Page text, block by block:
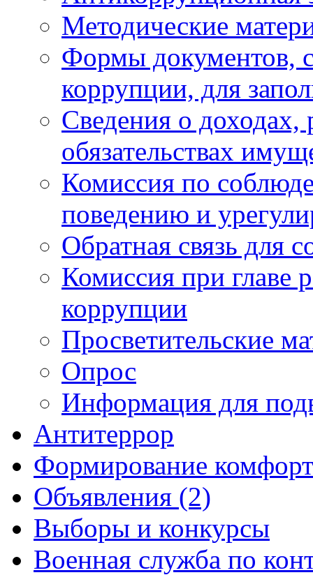
Методические
Формы документов,
коррупции, для
Сведения о доходах,
обязательствах
Комиссия по
поведению и
Обратная связь для
Комиссия при главе
коррупции
Просветительские
Опрос
Информация для
Антитеррор
Формирование
Объявления (2)
Выборы и конкурсы
Военная служба по